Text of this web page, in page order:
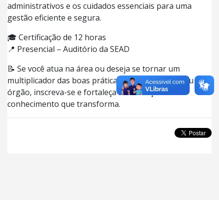
administrativos e os cuidados essenciais para uma
gestão eficiente e segura.
🎓 Certificação de 12 horas
📍 Presencial – Auditório da SEAD
📝 Se você atua na área ou deseja se tornar um
multiplicador das boas práticas contratuais em seu
órgão, inscreva-se e fortaleça sua atuação com
conhecimento que transforma.